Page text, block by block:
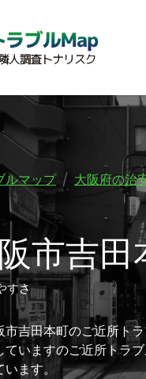
ルマップ 大阪府の治
市吉田
すさ
市吉田本町のご近所ト
ていますのご近所トラ
います。